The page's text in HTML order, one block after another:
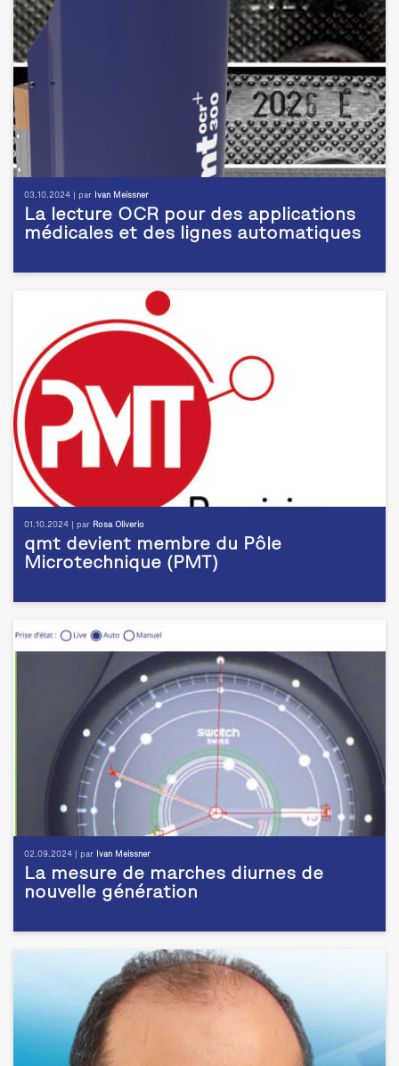
03.10.2024 | par Ivan Meissner
La lecture OCR pour des applications
médicales et des lignes automatiques
01.10.2024 | par Rosa Oliverio
qmt devient membre du Pôle
Microtechnique (PMT)
02.09.2024 | par Ivan Meissner
La mesure de marches diurnes de
nouvelle génération